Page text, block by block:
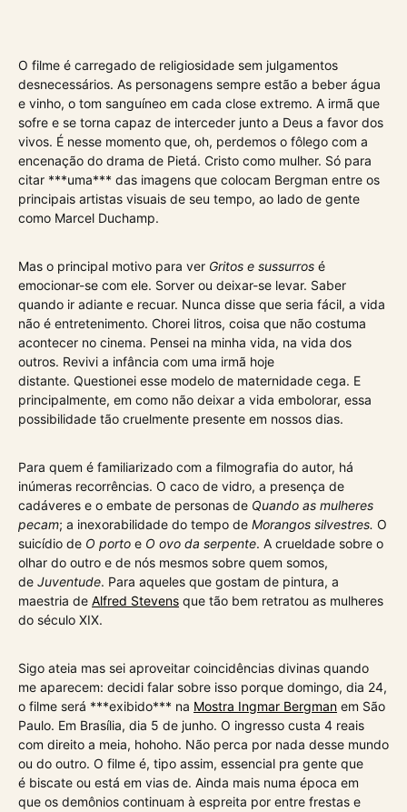
O filme é carregado de religiosidade sem julgamentos
desnecessários. As personagens sempre estão a beber água
e vinho, o tom sanguíneo em cada close extremo. A irmã que
sofre e se torna capaz de interceder junto a Deus a favor dos
vivos. É nesse momento que, oh, perdemos o fôlego com a
encenação do drama de Pietá. Cristo como mulher. Só para
citar ***uma*** das imagens que colocam Bergman entre os
principais artistas visuais de seu tempo, ao lado de gente
como Marcel Duchamp.
Mas o principal motivo para ver Gritos e sussurros é
emocionar-se com ele. Sorver ou deixar-se levar. Saber
quando ir adiante e recuar. Nunca disse que seria fácil, a vida
não é entretenimento. Chorei litros, coisa que não costuma
acontecer no cinema. Pensei na minha vida, na vida dos
outros. Revivi a infância com uma irmã hoje
distante. Questionei esse modelo de maternidade cega. E
principalmente, em como não deixar a vida embolorar, essa
possibilidade tão cruelmente presente em nossos dias.
Para quem é familiarizado com a filmografia do autor, há
inúmeras recorrências. O caco de vidro, a presença de
cadáveres e o embate de personas de Quando as mulheres
pecam; a inexorabilidade do tempo de Morangos silvestres. O
suicídio de O porto e O ovo da serpente. A crueldade sobre o
olhar do outro e de nós mesmos sobre quem somos,
de Juventude. Para aqueles que gostam de pintura, a
maestria de Alfred Stevens que tão bem retratou as mulheres
do século XIX.
Sigo ateia mas sei aproveitar coincidências divinas quando
me aparecem: decidi falar sobre isso porque domingo, dia 24,
o filme será ***exibido*** na Mostra Ingmar Bergman em São
Paulo. Em Brasília, dia 5 de junho. O ingresso custa 4 reais
com direito a meia, hohoho. Não perca por nada desse mundo
ou do outro. O filme é, tipo assim, essencial pra gente que
é biscate ou está em vias de. Ainda mais numa época em
que os demônios continuam à espreita por entre frestas e